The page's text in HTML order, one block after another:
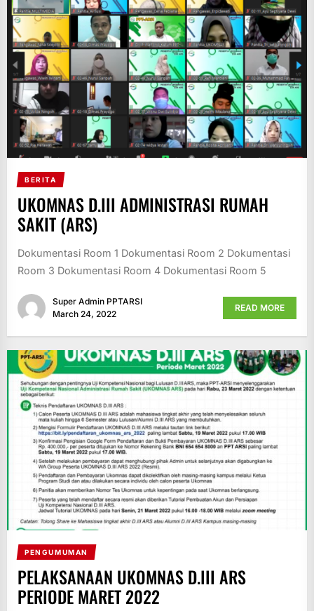
BERITA
UKOMNAS D.III ADMINISTRASI RUMAH
SAKIT (ARS)
Dokumentasi Room 1 Dokumentasi Room 2 Dokumentasi
Room 3 Dokumentasi Room 4 Dokumentasi Room 5
Super Admin PPTARSI
March 24, 2022
READ MORE
PENGUMUMAN
PELAKSANAAN UKOMNAS D.III ARS
PERIODE MARET 2022